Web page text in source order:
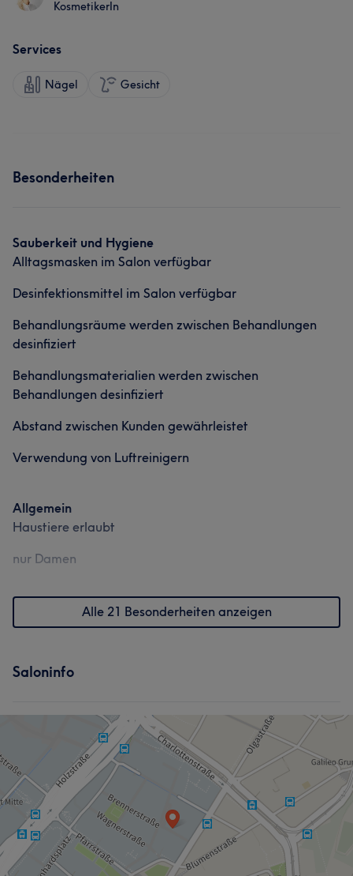
KosmetikerIn
Services
Nägel Gesicht
Besonderheiten
Sauberkeit und Hygiene
Alltagsmasken im Salon verfügbar
Desinfektionsmittel im Salon verfügbar
Behandlungsräume werden zwischen Behandlungen
desinfiziert
Behandlungsmaterialien werden zwischen
Behandlungen desinfiziert
Abstand zwischen Kunden gewährleistet
Verwendung von Luftreinigern
Allgemein
Haustiere erlaubt
nur Damen
Alle 21 Besonderheiten anzeigen
Saloninfo